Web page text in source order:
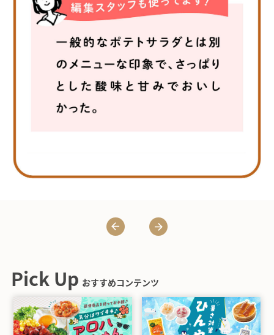
Pick Up おすすめコンテンツ